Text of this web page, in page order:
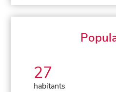
27
habitants